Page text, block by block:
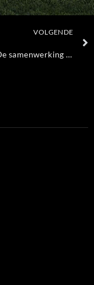
VOLGENDE
Cobots: De samenwerking tussen mens en robot op de werkvloer